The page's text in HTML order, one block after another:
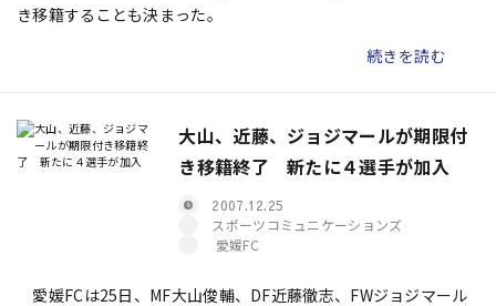
き移籍することも決まった。
続きを読む
大山、近藤、ジョジマールが期限付
き移籍終了 新たに４選手が加入
2007.12.25
スポーツコミュニケーションズ
愛媛FC
愛媛FCは25日、MF大山俊輔、DF近藤徹志、FWジョジマール